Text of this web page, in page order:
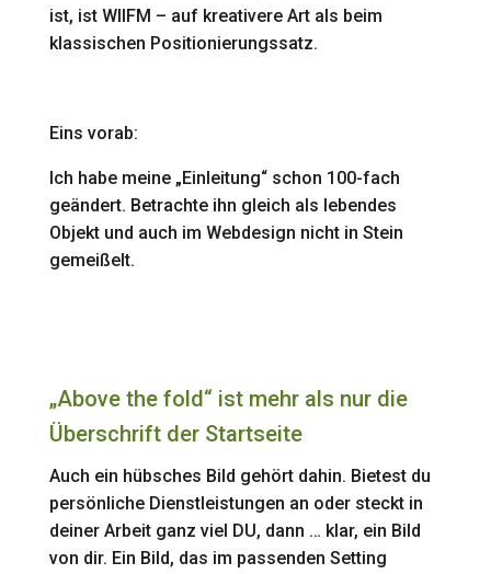
ist, ist WIIFM – auf kreativere Art als beim
klassischen Positionierungssatz.
Eins vorab:
Ich habe meine „Einleitung“ schon 100-fach
geändert. Betrachte ihn gleich als lebendes
Objekt und auch im Webdesign nicht in Stein
gemeißelt.
„Above the fold“ ist mehr als nur die
Überschrift der Startseite
Auch ein hübsches Bild gehört dahin. Bietest du
persönliche Dienstleistungen an oder steckt in
deiner Arbeit ganz viel DU, dann … klar, ein Bild
von dir. Ein Bild, das im passenden Setting